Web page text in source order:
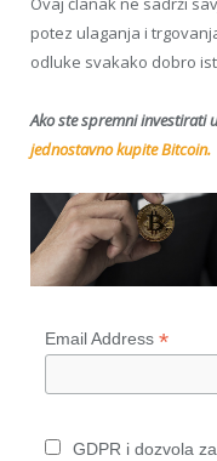
potez ulaganja i
odluke svakako dobro
Ako ste spremni investirati
jednostavno kupite Bitcoin.
Email Address *
GDPR i dozvola